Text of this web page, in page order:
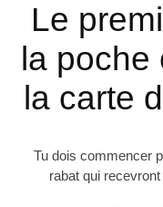
Le
la
la carte
Tu dois commencer
rabat qui